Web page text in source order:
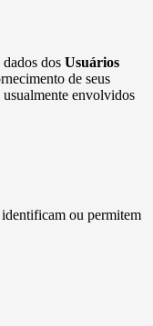
dos Usuários
de seus
usualmente envolvidos
ou permitem